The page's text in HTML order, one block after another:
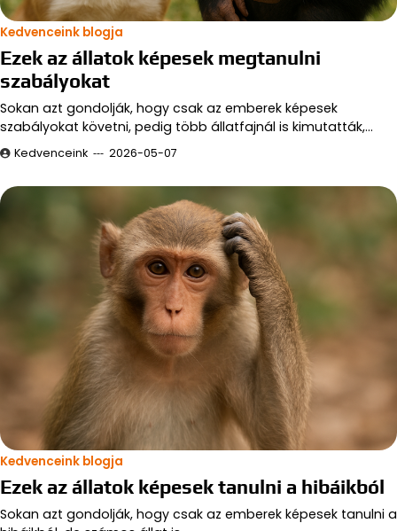
Kedvenceink blogja
Ezek az állatok képesek megtanulni
szabályokat
Sokan azt gondolják, hogy csak az emberek képesek
szabályokat követni, pedig több állatfajnál is kimutatták,…
Kedvenceink 2026-05-07
Kedvenceink blogja
Ezek az állatok képesek tanulni a hibáikból
Sokan azt gondolják, hogy csak az emberek képesek tanulni a